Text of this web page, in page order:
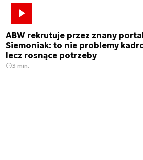
ABW rekrutuje przez znany
Siemoniak: to nie problemy
lecz rosnące potrzeby
3 min.